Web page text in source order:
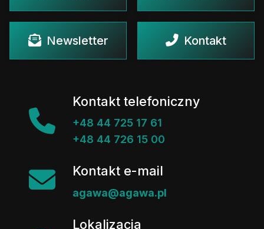
Newsletter Kontakt
Kontakt telefoniczny
+48 44 725 17 61
+48 44 726 15 00
Kontakt e-mail
agawa@agawa.pl
Lokalizacja